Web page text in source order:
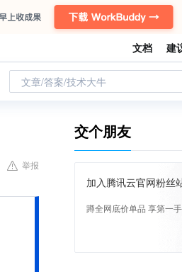
文档 建
文章/答案/技术大牛
举报
交个朋友
加入腾讯云官网粉丝
蹲全网底价单品 享第一